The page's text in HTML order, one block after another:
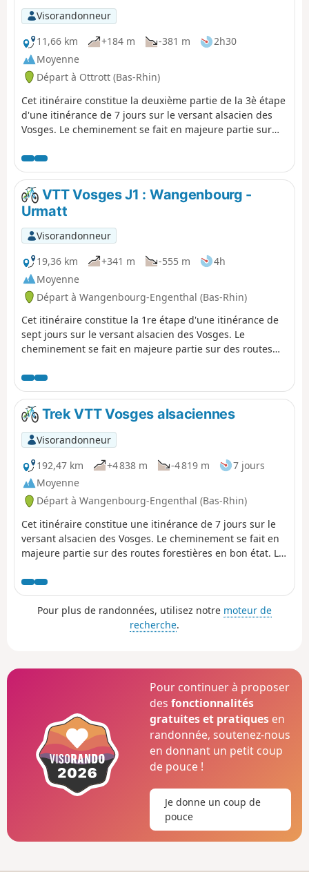
Visorandonneur
11,66 km
+184 m -381 m
2h30
Moyenne
Départ à Ottrott (Bas-Rhin)
Cet itinéraire constitue la deuxième partie de la 3è étape
d'une itinérance de 7 jours sur le versant alsacien des
Vosges. Le cheminement se fait en majeure partie sur
est constitué de plaquettes sur lesquelles figurent un
logo VTT Orange ou Rouge accompagné de la mention
TMV (Traversée du Massif Vosgien).
VTT Vosges J1 : Wangenbourg -
Urmatt
Visorandonneur
19,36 km
+341 m -555 m
4h
Moyenne
Départ à Wangenbourg-Engenthal (Bas-Rhin)
Cet itinéraire constitue la 1re étape d'une itinérance de
sept jours sur le versant alsacien des Vosges. Le
cheminement se fait en majeure partie sur des routes
constitué de plaquettes sur lesquelles figurent un logo
VTT Orange ou Rouge accompagné de la mention TMV
(Traversée du Massif Vosgien). Cette première étape est
courte afin de se familiariser avec le terrain et la
signalétique.
Trek VTT Vosges alsaciennes
Visorandonneur
192,47 km
+4 838 m -4 819 m
7 jours
Moyenne
Départ à Wangenbourg-Engenthal (Bas-Rhin)
Cet itinéraire constitue une itinérance de 7 jours sur le
versant alsacien des Vosges. Le cheminement se fait en
majeure partie sur des routes forestières en bon état. Le
lesquelles figurent un logo VTT Orange ou Rouge
accompagné de la mention TMV (Traversée du Massif
Vosgien). Au cours de ces étapes, on peut avoir une
vision complète de la région: l'exploitation de la forêt
Pour plus de randonnées, utilisez notre moteur de
recherche.
Pour continuer à proposer
desfonctionnalités
gratuites et pratiques en
randonnée, soutenez-nous
en donnant un petit coup
de pouce !
Je donne un coup de
pouce